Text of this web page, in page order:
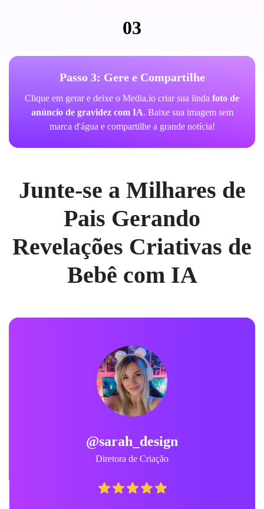
03
Passo 3: Gere e Compartilhe
Clique em gerar e deixe o Media.io criar sua linda foto de
anúncio de gravidez com IA. Baixe sua imagem sem
marca d'água e compartilhe a grande notícia!
Junte-se a Milhares de
Pais Gerando
Revelações Criativas de
Bebê com IA
@sarah_design
Diretora de Criação